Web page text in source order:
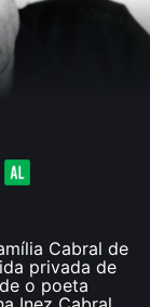
Cabral de
privada de
o poeta